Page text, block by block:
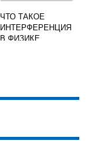
ЧТО ТАКОЕ
ИНТЕРФЕРЕНЦИЯ
В ФИЗИКЕ